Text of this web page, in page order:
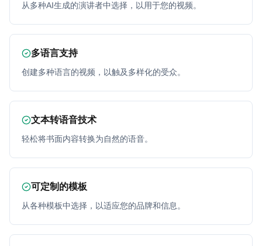
从多种AI生成的演讲者中选择，以用于您的视频。
多语言支持
创建多种语言的视频，以触及多样化的受众。
文本转语音技术
轻松将书面内容转换为自然的语音。
可定制的模板
从各种模板中选择，以适应您的品牌和信息。